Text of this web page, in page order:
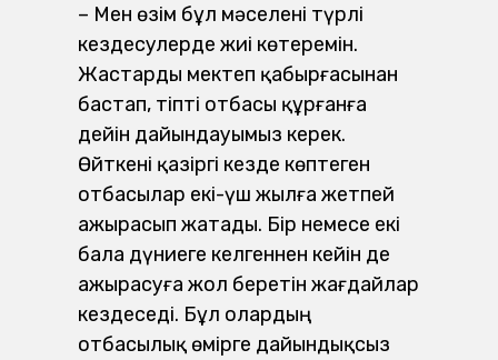
– Мен өзім бұл мәселені түрлі
кездесулерде жиі көтеремін.
Жастарды мектеп қабырғасынан
бастап, тіпті отбасы құрғанға
дейін дайындауымыз керек.
Өйткені қазіргі кезде көптеген
отбасылар екі-үш жылға жетпей
ажырасып жатады. Бір немесе екі
бала дүниеге келгеннен кейін де
ажырасуға жол беретін жағдайлар
кездеседі. Бұл олардың
отбасылық өмірге дайындықсыз